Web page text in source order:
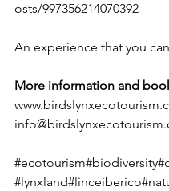
osts/997356214070392
An experience that you
More information and
#ecotourism#biodiversity
#lynxland#linceiberico